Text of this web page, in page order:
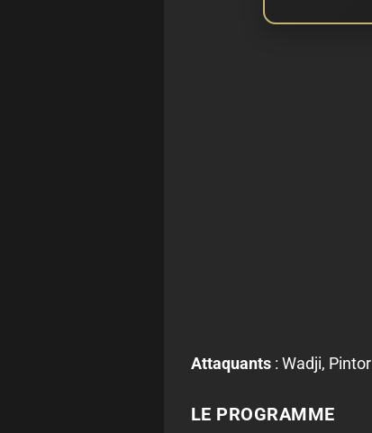
Attaquants: Wadji, Pintor
LE PROGRAMME